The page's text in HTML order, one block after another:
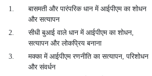
1.
बासमती और पारंपरिक धान में आईपीएम का शोधन
और सत्यापन
2.
सीधी बुआई वाले धान में आईपीएम का शोधन,
सत्यापन और लोकप्रिय बनाना
3.
मक्का में आईपीएम रणनीति का सत्यापन, परिशोधन
और संवर्धन